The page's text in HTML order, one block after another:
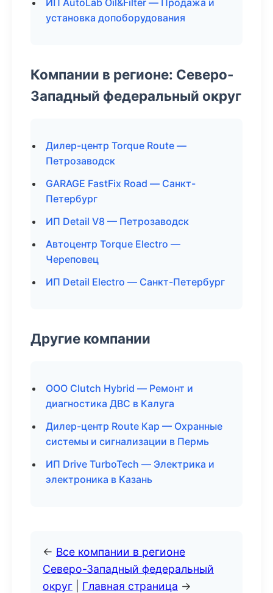
ИП AutoLab Oil&Filter — Продажа и
установка допоборудования
Компании в регионе: Северо-
Западный федеральный округ
Дилер-центр Torque Route —
Петрозаводск
GARAGE FastFix Road — Санкт-
Петербург
ИП Detail V8 — Петрозаводск
Автоцентр Torque Electro —
Череповец
ИП Detail Electro — Санкт-Петербург
Другие компании
ООО Clutch Hybrid — Ремонт и
диагностика ДВС в Калуга
Дилер-центр Route Кар — Охранные
системы и сигнализации в Пермь
ИП Drive TurboTech — Электрика и
электроника в Казань
← Все компании в регионе
Северо-Западный федеральный
округ
Главная страница →